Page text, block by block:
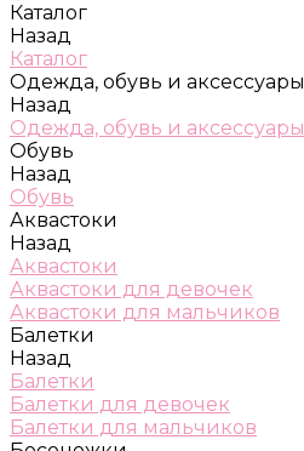
Каталог
Назад
Каталог
Одежда, обувь и аксессуары
Назад
Одежда, обувь и аксессуары
Обувь
Назад
Обувь
Аквастоки
Назад
Аквастоки
Аквастоки для девочек
Аквастоки для мальчиков
Балетки
Назад
Балетки
Балетки для девочек
Балетки для мальчиков